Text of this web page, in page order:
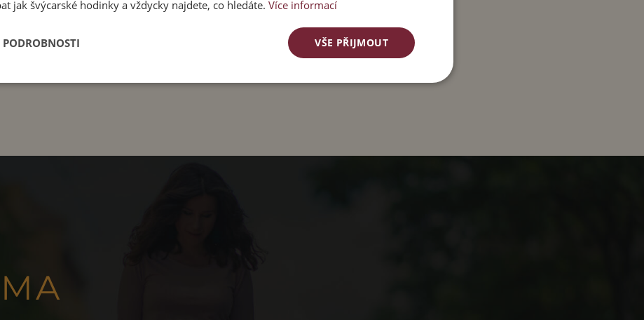
jak švýcarské hodinky a vždycky najdete, co hledáte. Více informací
VŠE PŘIJMOUT